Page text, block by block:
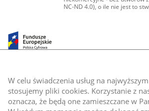
W celu świadczenia usług na
stosujemy pliki cookies. Korzystanie z
oznacza, że będą one zamieszczane w
NC-ND 4.0), o ile nie jest to